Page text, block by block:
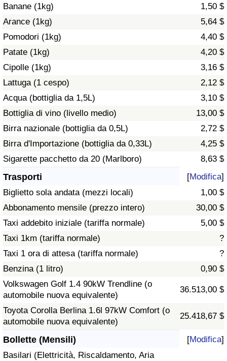
Banane (1kg)
1,50 $
Arance (1kg)
5,64 $
Pomodori (1kg)
4,40 $
Patate (1kg)
4,20 $
Cipolle (1kg)
3,16 $
Lattuga (1 cespo)
2,12 $
Acqua (bottiglia da 1,5L)
3,10 $
Bottiglia di vino (livello medio)
13,00 $
Birra nazionale (bottiglia da 0,5L)
2,72 $
Birra d'Importazione (bottiglia da 0,33L)
4,25 $
Sigarette pacchetto da 20 (Marlboro)
8,63 $
Trasporti [Modifica]
Biglietto sola andata (mezzi locali)
1,00 $
Abbonamento mensile (prezzo intero)
30,00 $
Taxi addebito iniziale (tariffa normale)
5,00 $
Taxi 1km (tariffa normale)
?
Taxi 1 ora di attesa (tariffa normale)
?
Benzina (1 litro)
0,90 $
Volkswagen Golf 1.4 90kW Trendline (o
automobile nuova equivalente)
36.513,00 $
Toyota Corolla Berlina 1.6l 97kW Comfort (o
automobile nuova equivalente)
25.418,67 $
Bollette (Mensili) [Modifica]
Basilari (Elettricità, Riscaldamento, Aria
Indice dell’Inquinamento (Corrente)
Indice di inquinamento
Indice dell’Inquinamento per Nazione
Traffico
Indice del Traffico
Indice del traffico (Corrente)
Indice del traffico per Nazione